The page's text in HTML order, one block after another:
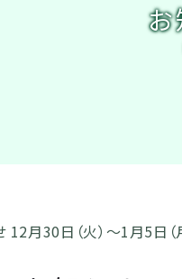
月30日（火）～1月5日（